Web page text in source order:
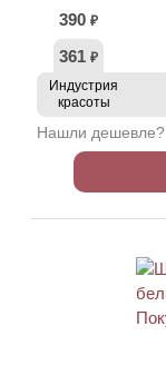
390 ₽
361 ₽
Индустрия
красоты
Нашли дешевле?